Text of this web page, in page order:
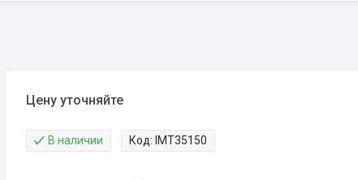
Цену уточняйте
В наличии Код: IMT35150